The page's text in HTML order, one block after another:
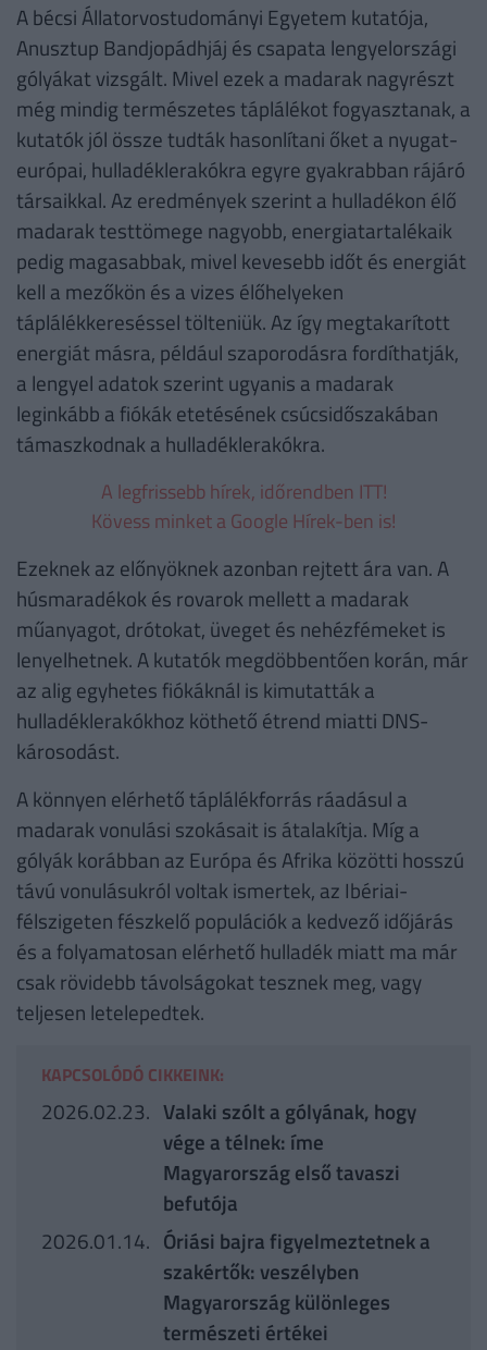
A bécsi Állatorvostudományi Egyetem kutatója,
Anusztup Bandjopádhjáj és csapata lengyelországi
gólyákat vizsgált. Mivel ezek a madarak nagyrészt
még mindig természetes táplálékot fogyasztanak, a
kutatók jól össze tudták hasonlítani őket a nyugat-
európai, hulladéklerakókra egyre gyakrabban rájáró
társaikkal. Az eredmények szerint a hulladékon élő
madarak testtömege nagyobb, energiatartalékaik
pedig magasabbak, mivel kevesebb időt és energiát
kell a mezőkön és a vizes élőhelyeken
táplálékkereséssel tölteniük. Az így megtakarított
energiát másra, például szaporodásra fordíthatják,
a lengyel adatok szerint ugyanis a madarak
leginkább a fiókák etetésének csúcsidőszakában
támaszkodnak a hulladéklerakókra.
A legfrissebb hírek, időrendben ITT!
Kövess minket a Google Hírek-ben is!
Ezeknek az előnyöknek azonban rejtett ára van. A
húsmaradékok és rovarok mellett a madarak
műanyagot, drótokat, üveget és nehézfémeket is
lenyelhetnek. A kutatók megdöbbentően korán, már
az alig egyhetes fiókáknál is kimutatták a
hulladéklerakókhoz köthető étrend miatti DNS-
károsodást.
A könnyen elérhető táplálékforrás ráadásul a
madarak vonulási szokásait is átalakítja. Míg a
gólyák korábban az Európa és Afrika közötti hosszú
távú vonulásukról voltak ismertek, az Ibériai-
félszigeten fészkelő populációk a kedvező időjárás
és a folyamatosan elérhető hulladék miatt ma már
csak rövidebb távolságokat tesznek meg, vagy
teljesen letelepedtek.
KAPCSOLÓDÓ CIKKEINK:
2026.02.23. Valaki szólt a gólyának, hogy
vége a télnek: íme
Magyarország első tavaszi
befutója
2026.01.14. Óriási bajra figyelmeztetnek a
szakértők: veszélyben
Magyarország különleges
természeti értékei